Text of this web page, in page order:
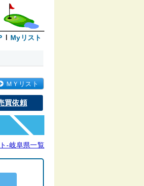
Myリスト
ＭＹリスト
買依頼
-岐阜県一覧